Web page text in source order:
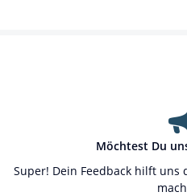
Möchtest Du
Super! Dein Feedback hilft uns